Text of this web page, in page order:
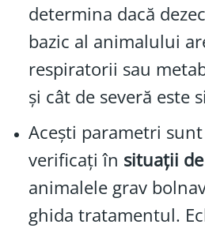
determina dacă
bazic al animalului
respiratorii sau
și cât de severă este
Acești parametri
verificați în situații
animalele grav
ghida tratamentul.